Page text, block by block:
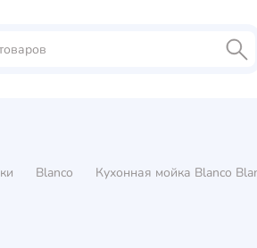
Blanco Кухонная мойка Blanco